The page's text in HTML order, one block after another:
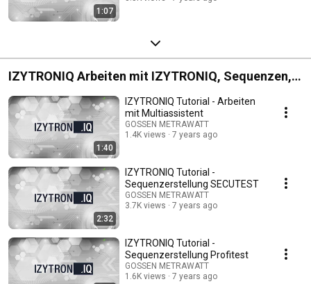
1:07
IZYTRONIQ Arbeiten mit IZYTRONIQ, Sequenzen,
Push&Print
1:40
IZYTRONIQ Tutorial - Arbeiten
mit Multiassistent
GOSSEN METRAWATT
1.4K views
7 years ago
2:32
IZYTRONIQ Tutorial -
Sequenzerstellung SECUTEST
GOSSEN METRAWATT
3.7K views
7 years ago
IZYTRONIQ Tutorial -
Sequenzerstellung Profitest
GOSSEN METRAWATT
1.6K views
7 years ago